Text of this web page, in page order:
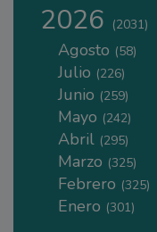
2026 (2031)
Agosto (58)
Julio (226)
Junio (259)
Mayo (242)
Abril (295)
Marzo (325)
Febrero (325)
Enero (301)